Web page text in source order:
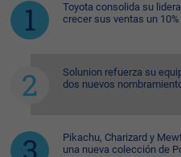
Toyota consolida su
crecer sus ventas un
Solunion refuerza su
dos nuevos
Pikachu, Charizard y
una nueva colección de